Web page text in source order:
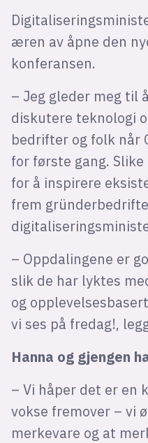
æren av åpne den
konferansen.
– Jeg gleder meg til
diskutere teknologi
bedrifter og folk når
for første gang.
for å inspirere
frem
– Oppdalingene er
slik de har lyktes
og
vi ses på fredag!,
Hanna og gjengen
– Vi håper det er en
vokse fremover – vi
merkevare og at